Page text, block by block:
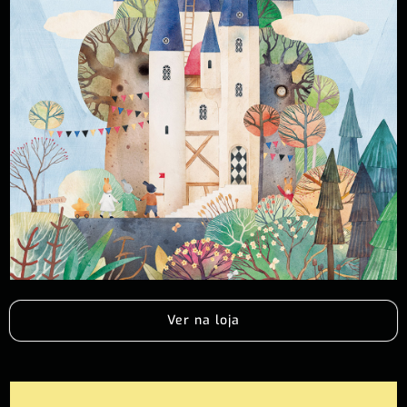
Ver na loja